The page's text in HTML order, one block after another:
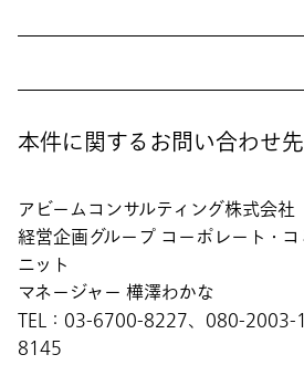
本件に関するお問い合わせ先
アビームコンサルティング株式会社
経営企画グループ コーポレート・
ニット
マネージャー 樺澤わかな
TEL：03-6700-8227、080-
8145